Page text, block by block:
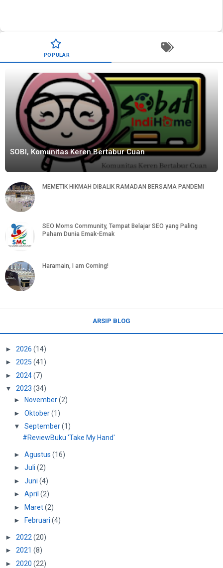
POPULAR
SOBI, Komunitas Keren Bertabur Cuan
MEMETIK HIKMAH DIBALIK RAMADAN BERSAMA PANDEMI
SEO Moms Community, Tempat Belajar SEO yang Paling
Paham Dunia Emak-Emak
Haramain, I am Coming!
ARSIP BLOG
► 2026 (14)
► 2025 (41)
► 2024(7)
▼ 2023 (34)
►
November(2)
► Oktober(1)
▼ September(1)
#ReviewBuku 'Take My Hand'
► Agustus (16)
► Juli (2)
► Juni (4)
► April (2)
►
Maret(2)
►
Februari (4)
► 2022 (20)
► 2021 (8)
► 2020 (22)